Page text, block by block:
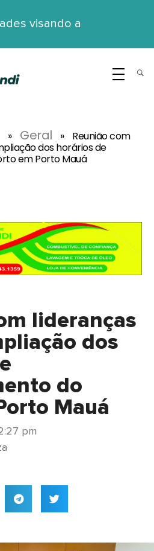
visando a
» Geral »
Reunião com
dos horários de
em Porto Mauá
lideranças
dos
do
Mauá
pm